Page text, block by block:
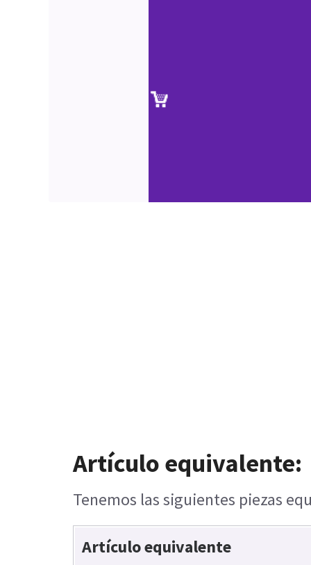
Artículo equivalente:
Tenemos las siguientes piezas
Artículo equivalente